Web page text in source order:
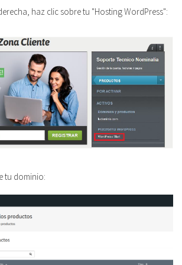
haz clic sobre tu "Hosting WordPress":
tu dominio: